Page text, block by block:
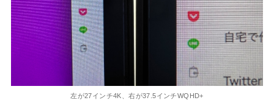
左が27インチ4K、右が37.5インチWQHD+